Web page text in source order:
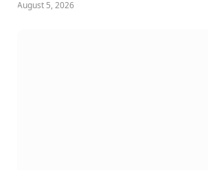
August 5, 2026